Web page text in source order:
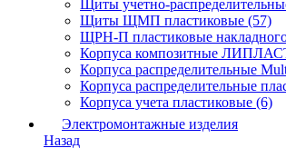
Щиты учетно-
Щиты ЩМП пластиковые (57)
ЩРН-П пластиковые
Корпуса композитные
Корпуса распределительные
Корпуса распределительные
Корпуса учета пластиковые (6)
Электромонтажные изделия
Назад